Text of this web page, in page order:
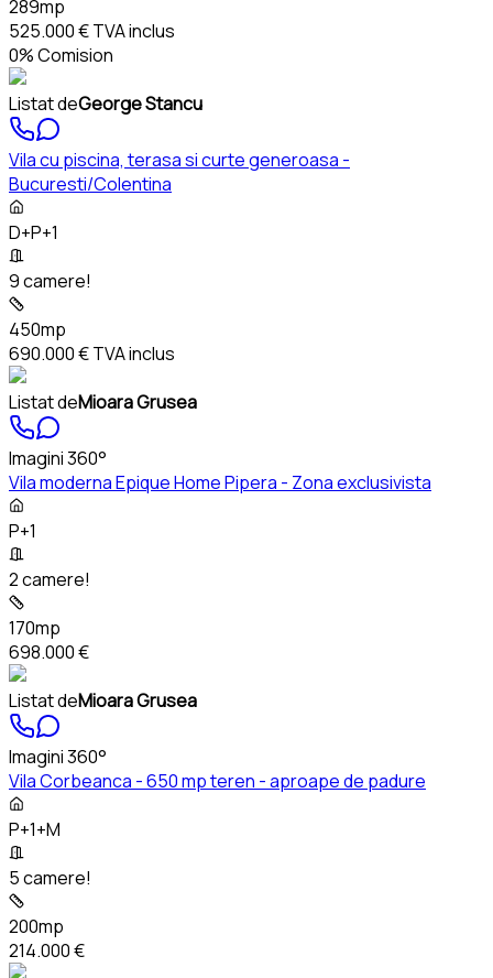
289mp
525.000 €TVA inclus
0% Comision
Listat deGeorge Stancu
Vila cu piscina, terasa si curte generoasa -
Bucuresti/Colentina
D+P+1
9 camere!
450mp
690.000 €TVA inclus
Listat deMioara Grusea
Imagini 360°
Vila moderna Epique Home Pipera - Zona exclusivista
P+1
2 camere!
170mp
698.000 €
Listat deMioara Grusea
Imagini 360°
Vila Corbeanca - 650 mp teren - aproape de padure
P+1+M
5 camere!
200mp
214.000 €